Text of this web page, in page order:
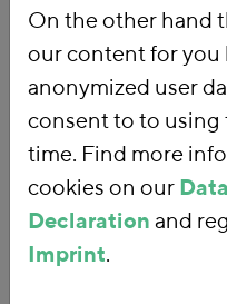
Financial
Reform
On the other hand
our content for you
anonymized user
consent to to using
time. Find more
cookies on our
Declaration and
Imprint.